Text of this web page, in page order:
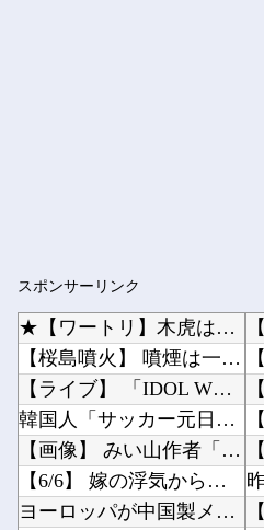
スポンサーリンク
★【ワートリ】木虎はやっぱり上品な可愛さがあるな
【桜島噴火】 噴煙は一時約3000メートルに…活発な噴火活動続く
【ライブ】 「IDOL WORLD SUPER FESTIVAL 2026」京王アリーナT...
韓国人「サッカー元日本代表のスター、日本代表強化策として“韓日定期戦”の復活を提案・・・」...
【画像】 みい山作者「居酒屋行く奴はバカ。ホストの初回なら居酒屋より安く飲めてイケメンにチ...
【6/6】 嫁の浮気から再構築。その後復縁し嫁が妊娠したが計算が合わない... 俺は本気で...
ヨーロッパが中国製メガソーラーを締め出しｗｗｗ